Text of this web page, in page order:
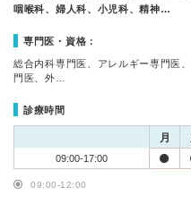
咽喉科、婦人科、小児科、精神…
専門医・資格：
総合内科専門医、アレルギー専門医
門医、外…
診療時間
月
09:00-17:00
09:00-12:00